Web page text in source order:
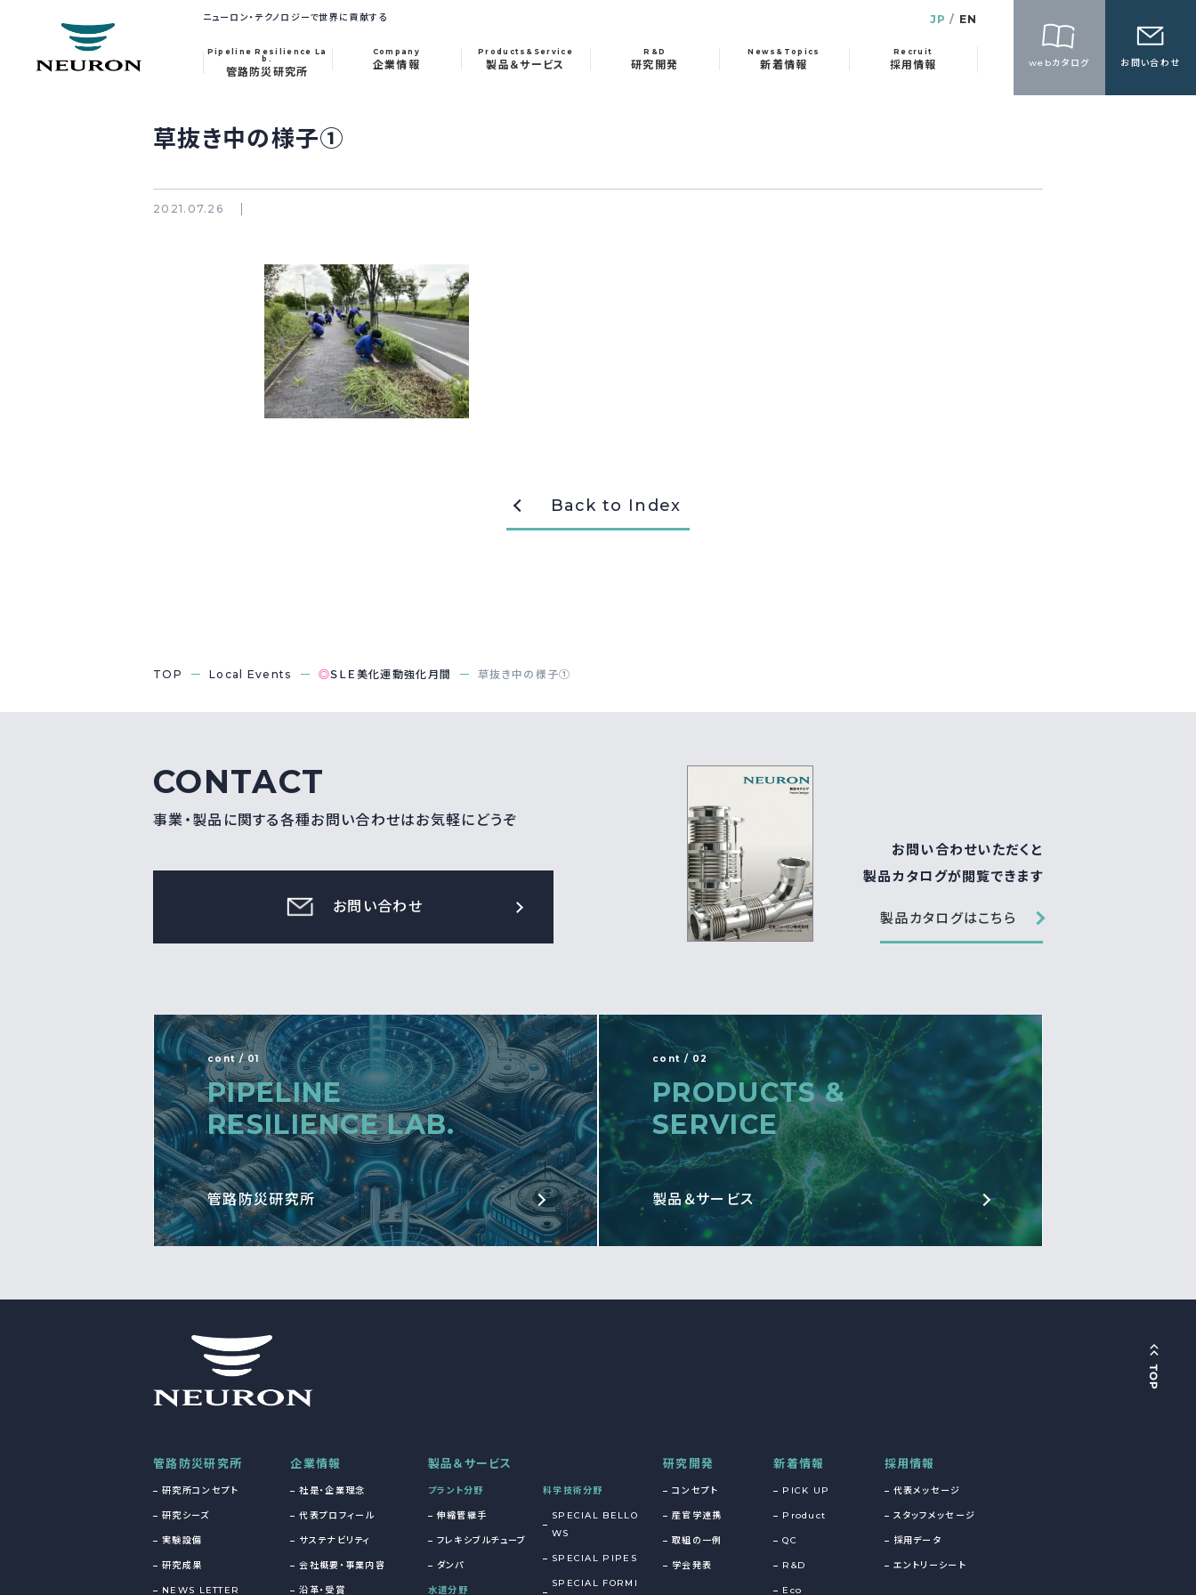
ニューロン・テクノロジーで世界に貢献する JP EN
Pipeline Resilience La
b.
管路防災研究所
Company
企業情報
Products&Service
製品＆サービス
R&D
研究開発
News&Topics
新着情報
Recruit
採用情報 webカタログ お問い合わせ
草抜き中の様子①
2021.07.26
Back to Index
TOP Local Events ◎ＳＬＥ美化運動強化月間 草抜き中の様子①
CONTACT
事業・製品に関する各種お問い合わせはお気軽にどうぞ
お問い合わせ
お問い合わせいただくと
製品カタログが閲覧できます
製品カタログはこちら
cont / 01
PIPELINE
RESILIENCE LAB.
管路防災研究所
cont / 02
PRODUCTS &
SERVICE
製品＆サービス
管路防災研究所
研究所コンセプト
研究シーズ
実験設備
研究成果
NEWS LETTER
企業情報
社是・企業理念
代表プロフィール
サステナビリティ
会社概要・事業内容
沿革・受賞
製品＆サービス
プラント分野
伸縮管継手
フレキシブルチューブ
ダンパ
水道分野
科学技術分野
SPECIAL BELLO
WS
SPECIAL PIPES
SPECIAL FORMI
研究開発
コンセプト
産官学連携
取組の一例
学会発表
新着情報
PICK UP
Product
QC
R&D
Eco
採用情報
代表メッセージ
スタッフメッセージ
採用データ
エントリーシート